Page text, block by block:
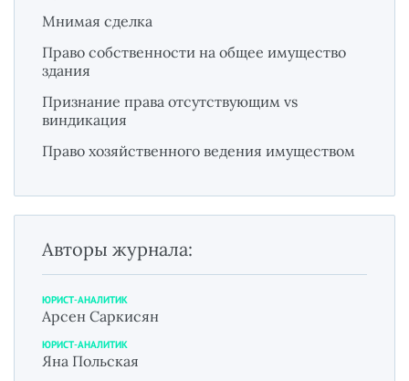
Мнимая сделка
Право собственности на общее имущество
здания
Признание права отсутствующим vs
виндикация
Право хозяйственного ведения имуществом
Авторы журнала:
ЮРИСТ-АНАЛИТИК
Арсен Саркисян
ЮРИСТ-АНАЛИТИК
Яна Польская